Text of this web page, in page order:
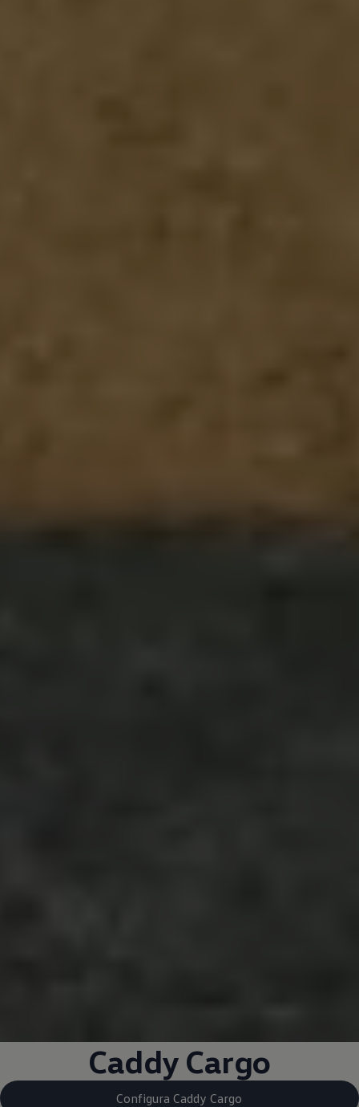
Caddy Cargo
Configura Caddy Cargo